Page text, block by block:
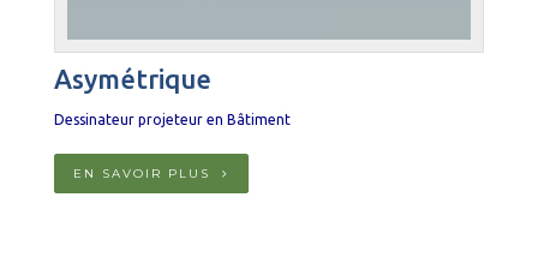
Asymétrique
Dessinateur projeteur en Bâtiment
EN SAVOIR PLUS